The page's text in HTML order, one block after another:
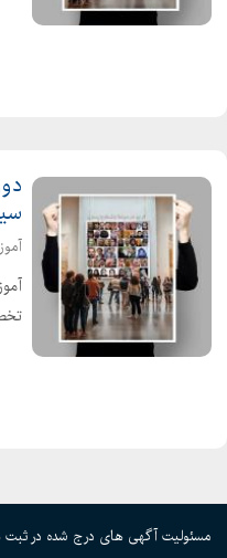
مسئولیت آگهی های درج شده در ثبت